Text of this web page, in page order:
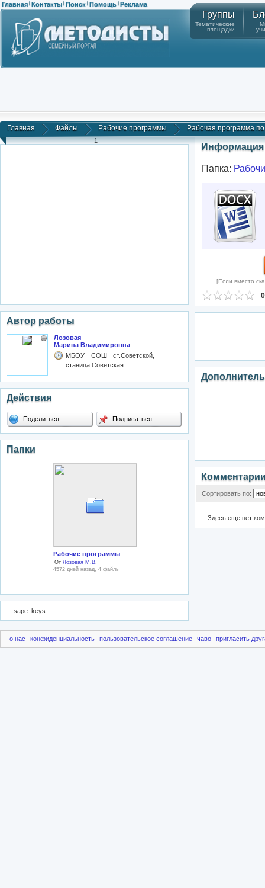
Главная | Контакты | Поиск | Помощь | Реклама
Группы
Тематические
площадки
Главная Файлы Рабочие программы Рабочая программа
1
Автор работы
Лозовая
Марина Владимировна
МБОУ СОШ ст.Советской,
станица Советская
Действия
Поделиться Подписаться
Папки
Рабочие программы
От Лозовая М.В.
4572 дней назад, 4 файлы
__sape_keys__
Информация
Папка:
[Если вместо
Сортировать по:
Здесь еще нет
о нас конфиденциальность пользовательское соглашение чаво пригласить